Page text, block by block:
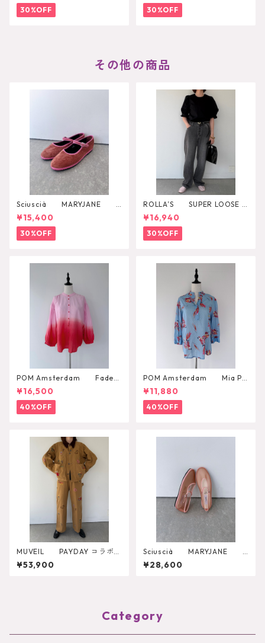
30%OFF 30%OFF
その他の商品
Sciuscià MARYJANE
（ROOIBOS TEA）
¥15,400
30%OFF
ROLLA’S SUPER LOOSE B
LACK STONE
¥16,940
30%OFF
POM Amsterdam Faded
Scarlet Red Blouse
¥16,500
40%OFF
POM Amsterdam Mia Pa
rrots Blouse
¥11,880
40%OFF
MUVEIL PAYDAY コラボパ
ンツ MA262FP701
¥53,900
Sciuscià MARYJANE
（ROASTED PEACH）
¥28,600
Category